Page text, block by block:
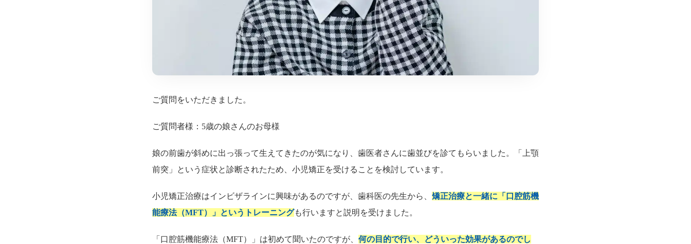
ご質問をいただきました。
ご質問者様：5歳の娘さんのお母様
娘の前歯が斜めに出っ張って生えてきたのが気になり、歯医者さんに歯並びを診てもらいました。「上顎
前突」という症状と診断されたため、小児矯正を受けることを検討しています。
小児矯正治療はインビザラインに興味があるのですが、歯科医の先生から、 矯正治療と一緒に「口腔筋機
能療法（MFT）」というトレーニングも行いますと説明を受けました。
「口腔筋機能療法（MFT）」は初めて聞いたのですが、 何の目的で行い、どういった効果があるのでし